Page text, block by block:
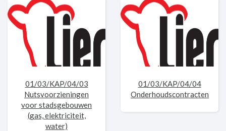
01/03/KAP/04/03
Nutsvoorzieningen
voor stadsgebouwen
(gas, elektriciteit,
water)
01/03/KAP/04/04
Onderhoudscontracten